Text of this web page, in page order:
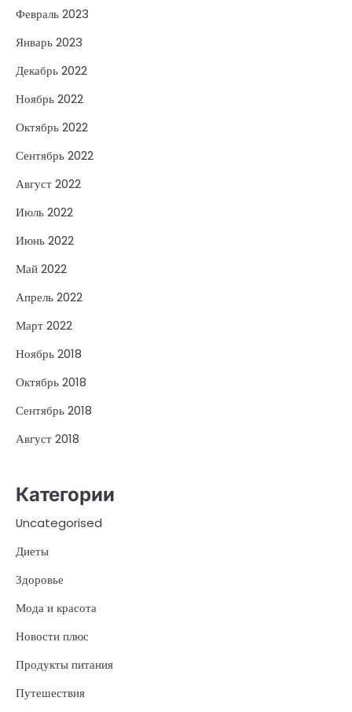
Февраль 2023
Январь 2023
Декабрь 2022
Ноябрь 2022
Октябрь 2022
Сентябрь 2022
Август 2022
Июль 2022
Июнь 2022
Май 2022
Апрель 2022
Март 2022
Ноябрь 2018
Октябрь 2018
Сентябрь 2018
Август 2018
Категории
Uncategorised
Диеты
Здоровье
Мода и красота
Новости плюс
Продукты питания
Путешествия